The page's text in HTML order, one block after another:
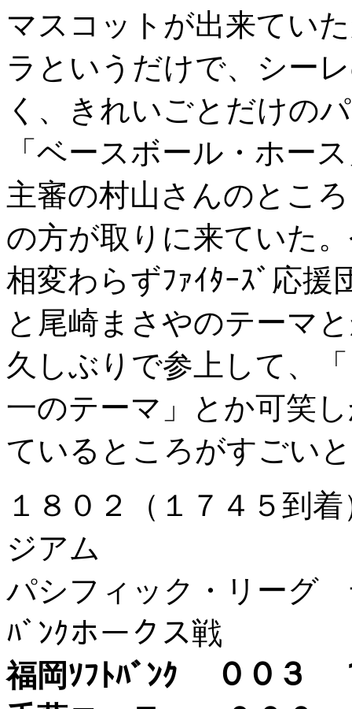
マスコットが出来てい
ラというだけで、シー
く、きれいごとだけの
「ベースボール・ホー
主審の村山さんのとこ
の方が取りに来ていた
相変わらずﾌｧｲﾀｰｽﾞ応
と尾崎まさやのテーマ
久しぶりで参上して、
一のテーマ」とか可笑
ているところがすごい
１８０２（１７４５
ジアム
パシフィック・リーグ
ﾊﾞﾝｸホークス戦
福岡ｿﾌﾄﾊﾞﾝｸ ００３